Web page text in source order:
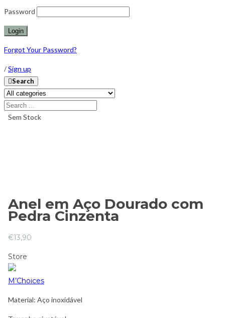
Password
Forgot Your Password?
/Sign up
Search
Sem Stock
Anel em Aço Dourado com
Pedra Cinzenta
€13,90
Store
M’Choices
Material: Aço inoxidável